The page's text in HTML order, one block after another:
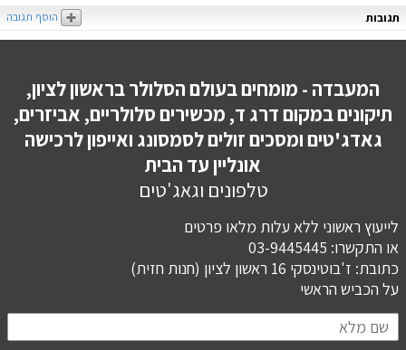
תגובות הוסף תגובה
המעבדה - מומחים בעולם הסלולר בראשון לציון,
תיקונים במקום דרג ד, מכשירים סלולריים, אביזרים,
גאדג'טים ומסכים זולים לסמסונג ואייפון לרכישה
אונליין עד הבית
טלפונים וגאג'טים
לייעוץ ראשוני ללא עלות מלאו פרטים
או התקשרו: 03-9445445
כתובת: ז'בוטינסקי 16 ראשון לציון (חנות חזית)
​​​​​​​על הכביש הראשי